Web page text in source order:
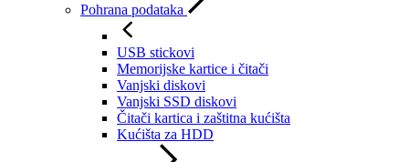
Pohrana podataka
USB stickovi
Memorijske kartice i čitači
Vanjski diskovi
Vanjski SSD diskovi
Čitači kartica i zaštitna kućišta
Kućišta za HDD